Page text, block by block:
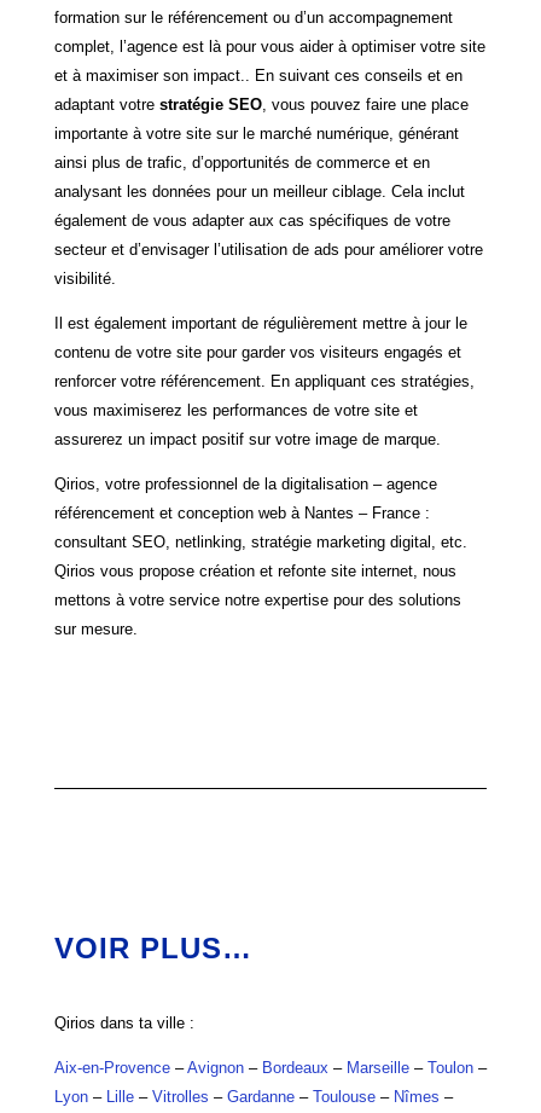
formation sur le référencement ou d’un accompagnement
complet, l’agence est là pour vous aider à optimiser votre site
et à maximiser son impact.. En suivant ces conseils et en
adaptant votre stratégie SEO, vous pouvez faire une place
importante à votre site sur le marché numérique, générant
ainsi plus de trafic, d’opportunités de commerce et en
analysant les données pour un meilleur ciblage. Cela inclut
également de vous adapter aux cas spécifiques de votre
secteur et d’envisager l’utilisation de ads pour améliorer votre
visibilité.
Il est également important de régulièrement mettre à jour le
contenu de votre site pour garder vos visiteurs engagés et
renforcer votre référencement. En appliquant ces stratégies,
vous maximiserez les performances de votre site et
assurerez un impact positif sur votre image de marque.
Qirios, votre professionnel de la digitalisation – agence
référencement et conception web à Nantes – France :
consultant SEO, netlinking, stratégie marketing digital, etc.
Qirios vous propose création et refonte site internet, nous
mettons à votre service notre expertise pour des solutions
sur mesure.
VOIR PLUS…
Qirios dans ta ville :
Aix-en-Provence–Avignon– Bordeaux – Marseille– Toulon–
Lyon– Lille– Vitrolles – Gardanne– Toulouse– Nîmes –